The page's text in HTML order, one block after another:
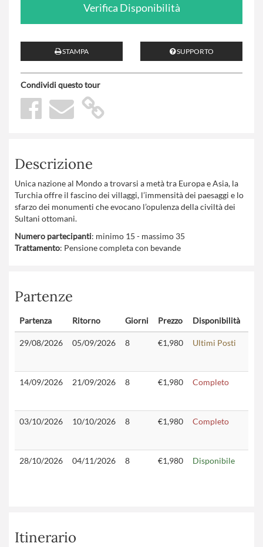
Verifica Disponibilità
STAMPA SUPPORTO
Condividi questo tour
Descrizione
Unica nazione al Mondo a trovarsi a metà tra Europa e Asia, la
Turchia offre il fascino dei villaggi, l’immensità dei paesaggi e lo
sfarzo dei monumenti che evocano l’opulenza della civiltà dei
Sultani ottomani.
Numero partecipanti: minimo 15 - massimo 35
Trattamento: Pensione completa con bevande
Partenze
Partenza Ritorno Giorni Prezzo Disponibilità
29/08/2026 05/09/2026 8 €1,980 Ultimi Posti
14/09/2026 21/09/2026 8 €1,980 Completo
03/10/2026 10/10/2026 8 €1,980 Completo
28/10/2026 04/11/2026 8 €1,980 Disponibile
Itinerario